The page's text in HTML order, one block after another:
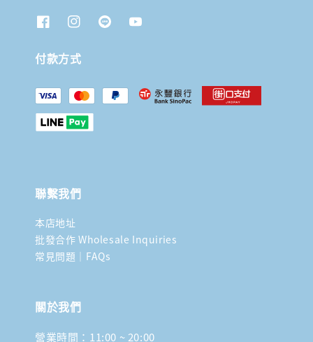
付款方式
聯繫我們
本店地址
批發合作 Wholesale Inquiries
常見問題｜FAQs
關於我們
營業時間：11:00 ~ 20:00